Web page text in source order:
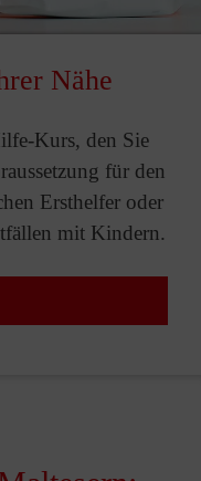
Nähe
Kurs, den Sie
für den
Ersthelfer oder
mit Kindern.